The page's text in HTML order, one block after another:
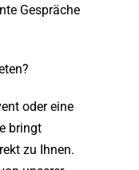
Gespräche
oder eine
bringt
zu Ihnen.